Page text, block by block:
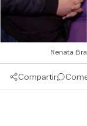
Renata
Compartir